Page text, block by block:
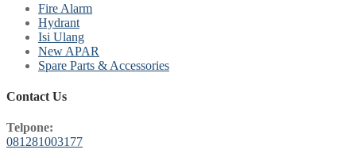
Fire Alarm
Hydrant
Isi Ulang
New APAR
Spare Parts & Accessories
Contact Us
Telpone:
081281003177